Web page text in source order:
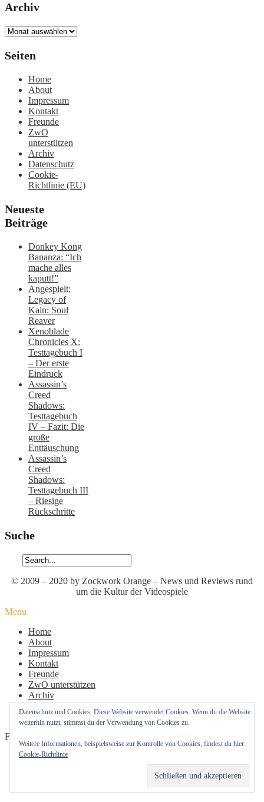
Archiv
Archiv
Seiten
Home
About
Impressum
Kontakt
Freunde
ZwO
unterstützen
Archiv
Datenschutz
Cookie-
Richtlinie (EU)
Neueste
Beiträge
Donkey Kong
Bananza: “Ich
mache alles
kaputt!”
Angespielt:
Legacy of
Kain: Soul
Reaver
Xenoblade
Chronicles X:
Testtagebuch I
– Der erste
Eindruck
Assassin’s
Creed
Shadows:
Testtagebuch
IV – Fazit: Die
große
Enttäuschung
Assassin’s
Creed
Shadows:
Testtagebuch III
– Riesige
Rückschritte
Suche
© 2009 – 2020 by Zockwork Orange – News und Reviews rund
um die Kultur der Videospiele
Menu
Home
About
Impressum
Kontakt
Freunde
ZwO unterstützen
Archiv
Datenschutz
Cookie-Richtlinie (EU)
Follow Us
Profil
Facebook
Profil
Twitter
Profil
Instagram
Datenschutz und Cookies: Diese Website verwendet Cookies. Wenn du die Website
weiterhin nutzt, stimmst du der Verwendung von Cookies zu.
Weitere Informationen, beispielsweise zur Kontrolle von Cookies, findest du hier:
Cookie-Richtlinie